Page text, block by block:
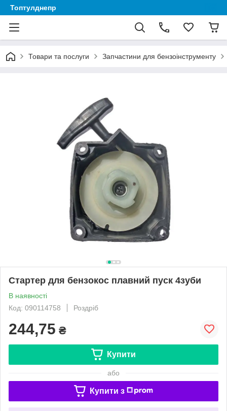
Топтулднепр
Товари та послуги Запчастини для бензоінструменту
Стартер для бензокос плавний пуск 4зуби
В наявності
Код: 090114758
Роздріб
244,75 ₴
Купити
або
Купити з